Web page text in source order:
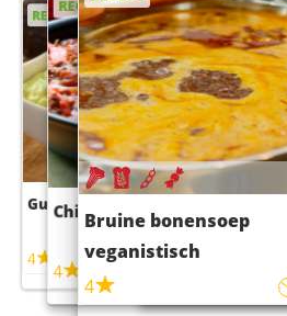
RECEPT
Guacamole
4
RECEPT
Chili con carne
4 45m
Bruine bonensoep
veganistisch
4
RECEPT
Sushi rijstsalade
maaltijdsalade
RECEPT
4